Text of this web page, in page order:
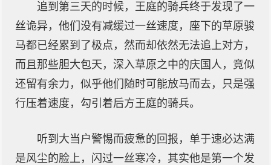
追到第三天的时候，王庭的骑兵终于发现了一
丝诡异，他们没有减缓过一丝速度，座下的草原骏
马都已经累到了极点，然而却依然无法追上对方，
而且那些胆大包天，深入草原之中的庆国人，竟似
还留有余力，似乎他们随时可能放马而去，只是强
行压着速度，勾引着后方王庭的骑兵。
听到大当户警惕而疲惫的回报，单于速必达满
是风尘的脸上，闪过一丝寒冷，其实他是第一个发